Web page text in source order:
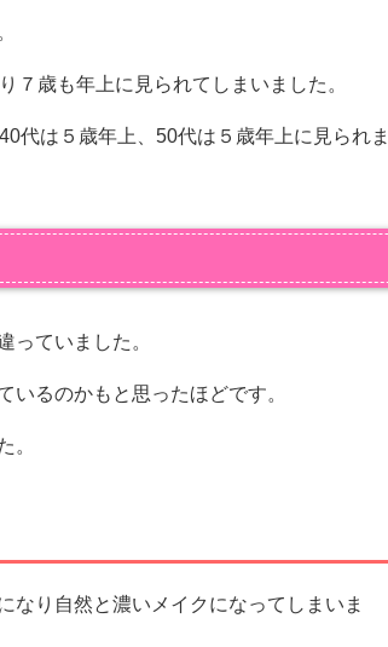
７歳も年上に見られてしまいました。
代は５歳年上、50代は５歳年上に見られま
っていました。
いるのかもと思ったほどです。
。
なり自然と濃いメイクになってしまいま